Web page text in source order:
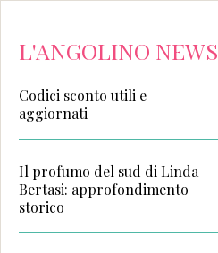
L'ANGOLINO NEWS
Codici sconto utili e
aggiornati
Il profumo del sud di Linda
Bertasi: approfondimento
storico